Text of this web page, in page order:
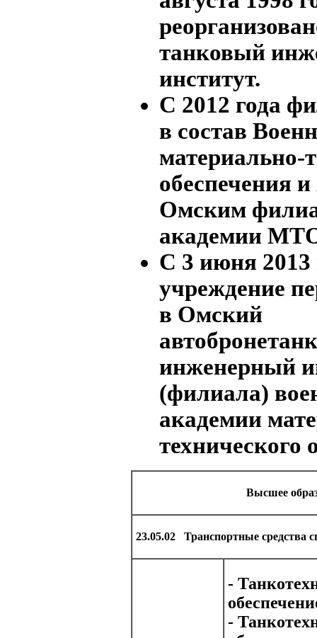
танковый
институт.
С 2012 года
в состав
материально-
обеспечения
Омским
академии
С 3 июня 2013
учреждение
в Омский
инженерный
(филиала)
академии
технического
Высшее
23.05.02 Транспортные средства
-
-